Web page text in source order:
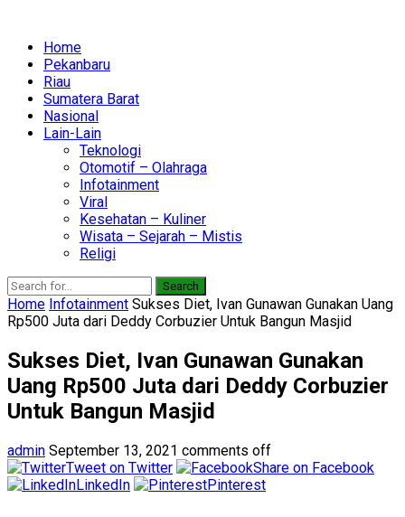
Home
Pekanbaru
Riau
Sumatera Barat
Nasional
Lain-Lain
Teknologi
Otomotif – Olahraga
Infotainment
Viral
Kesehatan – Kuliner
Wisata – Sejarah – Mistis
Religi
Search
Home Infotainment Sukses Diet, Ivan Gunawan Gunakan Uang
Rp500 Juta dari Deddy Corbuzier Untuk Bangun Masjid
Sukses Diet, Ivan Gunawan Gunakan
Uang Rp500 Juta dari Deddy Corbuzier
Untuk Bangun Masjid
admin September 13, 2021 comments off
Tweet on Twitter
Share on Facebook
LinkedIn
Pinterest